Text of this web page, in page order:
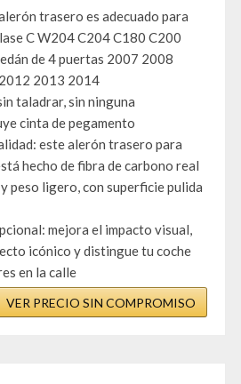
trasero es adecuado para
C W204 C204 C180 C200
de 4 puertas 2007 2008
2013 2014
taladrar, sin ninguna
cinta de pegamento
este alerón trasero para
hecho de fibra de carbono real
peso ligero, con superficie pulida
mejora el impacto visual,
icónico y distingue tu coche
en la calle
VER PRECIO SIN COMPROMISO